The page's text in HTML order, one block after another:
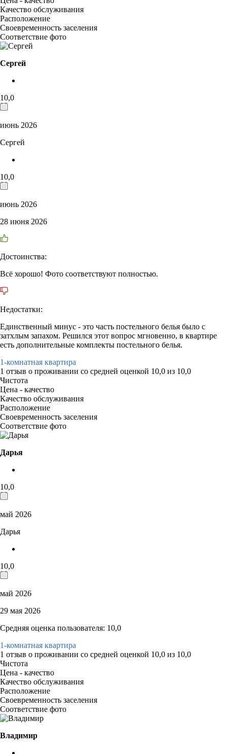
Качество обслуживания
Расположение
Своевременность заселения
Соответствие фото
Сергей
10,0
июнь 2026
Сергей
10,0
июнь 2026
28 июня 2026
Достоинства:
Всё хорошо! Фото соответствуют полностью.
Недостатки:
Единственный минус - это часть постельного белья было с
затхлым запахом. Решился этот вопрос мгновенно, в квартире
есть дополнительные комплекты постельного белья.
1-комнатная квартира
1 отзыв о проживании со средней оценкой 10,0 из 10,0
Чистота
Цена - качество
Качество обслуживания
Расположение
Своевременность заселения
Соответствие фото
Дарья
10,0
май 2026
Дарья
10,0
май 2026
29 мая 2026
Средняя оценка пользователя: 10,0
1-комнатная квартира
1 отзыв о проживании со средней оценкой 10,0 из 10,0
Чистота
Цена - качество
Качество обслуживания
Расположение
Своевременность заселения
Соответствие фото
Владимир